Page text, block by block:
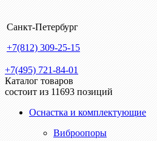
Санкт-Петербург
+7(812) 309-25-15
+7(495) 721-84-01
Каталог товаров
состоит из 11693 позиций
Оснастка и комплектующие
Виброопоры